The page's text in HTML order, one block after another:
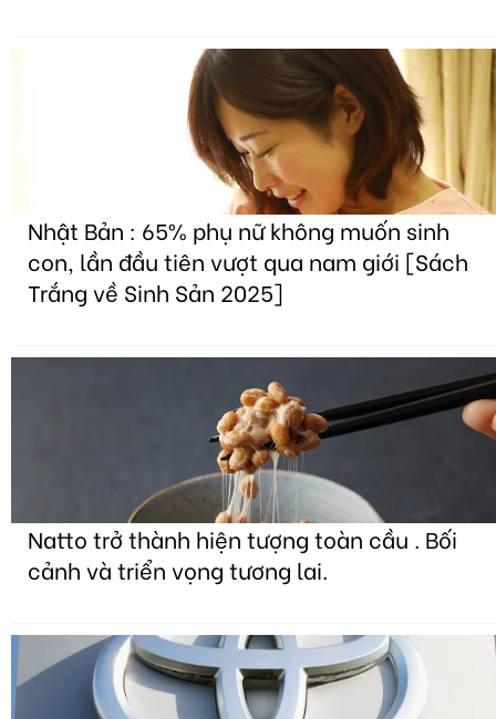
Nhật Bản : 65% phụ nữ không muốn sinh
con, lần đầu tiên vượt qua nam giới [Sách
Trắng về Sinh Sản 2025]
Natto trở thành hiện tượng toàn cầu . Bối
cảnh và triển vọng tương lai.